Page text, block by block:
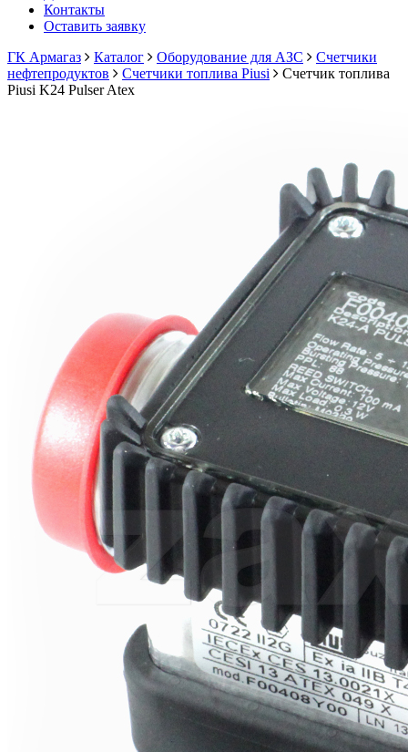
Контакты
Оставить заявку
ГК Армагаз
Каталог Оборудование для АЗС
Счетчики
нефтепродуктов
Счетчики топлива Piusi
Счетчик топлива
Piusi K24 Pulser Atex